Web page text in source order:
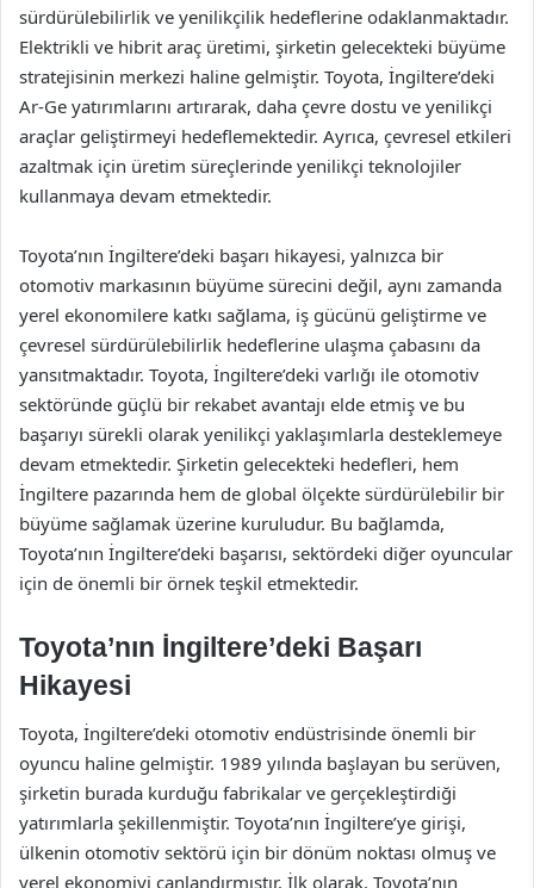
sürdürülebilirlik ve yenilikçilik hedeflerine odaklanmaktadır.
Elektrikli ve hibrit araç üretimi, şirketin gelecekteki büyüme
stratejisinin merkezi haline gelmiştir. Toyota, İngiltere’deki
Ar-Ge yatırımlarını artırarak, daha çevre dostu ve yenilikçi
araçlar geliştirmeyi hedeflemektedir. Ayrıca, çevresel etkileri
azaltmak için üretim süreçlerinde yenilikçi teknolojiler
kullanmaya devam etmektedir.
Toyota’nın İngiltere’deki başarı hikayesi, yalnızca bir
otomotiv markasının büyüme sürecini değil, aynı zamanda
yerel ekonomilere katkı sağlama, iş gücünü geliştirme ve
çevresel sürdürülebilirlik hedeflerine ulaşma çabasını da
yansıtmaktadır. Toyota, İngiltere’deki varlığı ile otomotiv
sektöründe güçlü bir rekabet avantajı elde etmiş ve bu
başarıyı sürekli olarak yenilikçi yaklaşımlarla desteklemeye
devam etmektedir. Şirketin gelecekteki hedefleri, hem
İngiltere pazarında hem de global ölçekte sürdürülebilir bir
büyüme sağlamak üzerine kuruludur. Bu bağlamda,
Toyota’nın İngiltere’deki başarısı, sektördeki diğer oyuncular
için de önemli bir örnek teşkil etmektedir.
Toyota’nın İngiltere’deki Başarı
Hikayesi
Toyota, İngiltere’deki otomotiv endüstrisinde önemli bir
oyuncu haline gelmiştir. 1989 yılında başlayan bu serüven,
şirketin burada kurduğu fabrikalar ve gerçekleştirdiği
yatırımlarla şekillenmiştir. Toyota’nın İngiltere’ye girişi,
ülkenin otomotiv sektörü için bir dönüm noktası olmuş ve
yerel ekonomiyi canlandırmıştır. İlk olarak, Toyota’nın